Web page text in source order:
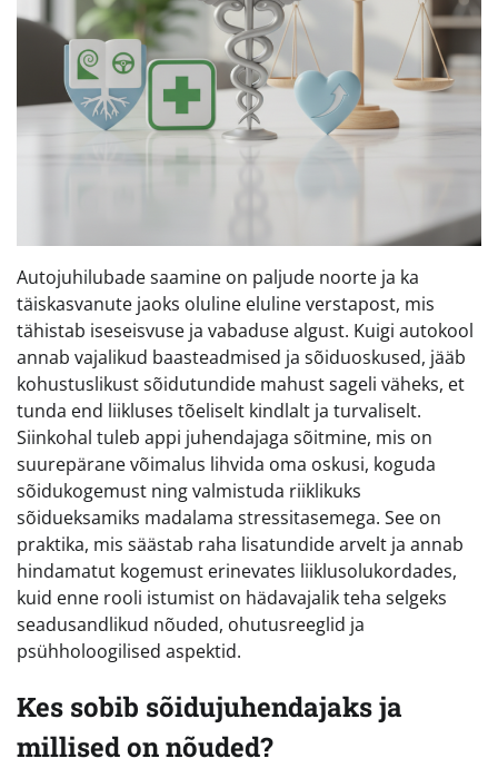
Autojuhilubade saamine on paljude noorte ja ka
täiskasvanute jaoks oluline eluline verstapost, mis
tähistab iseseisvuse ja vabaduse algust. Kuigi autokool
annab vajalikud baasteadmised ja sõiduoskused, jääb
kohustuslikust sõidutundide mahust sageli väheks, et
tunda end liikluses tõeliselt kindlalt ja turvaliselt.
Siinkohal tuleb appi juhendajaga sõitmine, mis on
suurepärane võimalus lihvida oma oskusi, koguda
sõidukogemust ning valmistuda riiklikuks
sõidueksamiks madalama stressitasemega. See on
praktika, mis säästab raha lisatundide arvelt ja annab
hindamatut kogemust erinevates liiklusolukordades,
kuid enne rooli istumist on hädavajalik teha selgeks
seadusandlikud nõuded, ohutusreeglid ja
psühholoogilised aspektid.
Kes sobib sõidujuhendajaks ja
millised on nõuded?